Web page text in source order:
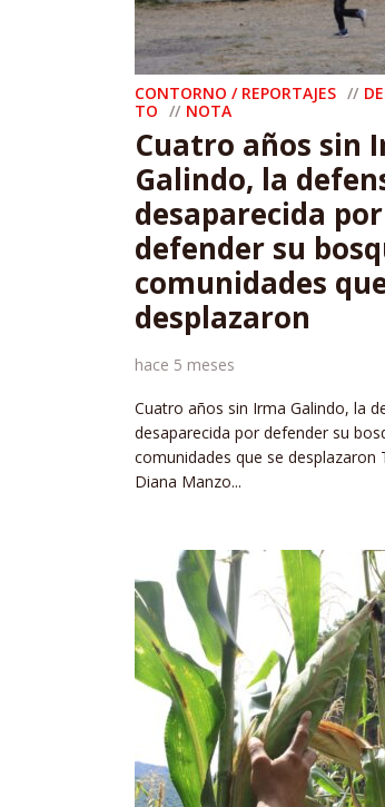
CONTORNO / REPORTAJES
TO
NOTA
Cuatro años sin
Galindo, la
desaparecida por
defender su
comunidades
desplazaron
hace 5 meses
Cuatro años sin Irma Galindo, la
desaparecida por defender su
comunidades que se desplazaron
Diana Manzo...